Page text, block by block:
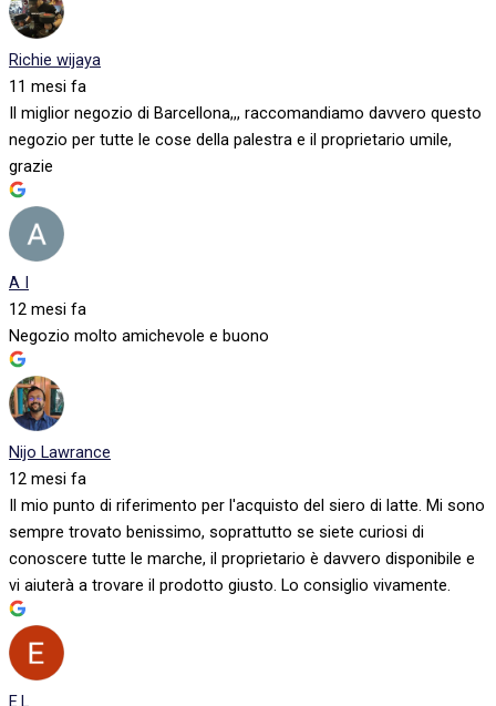
Richie wijaya
11 mesi fa
Il miglior negozio di Barcellona,,, raccomandiamo davvero questo
negozio per tutte le cose della palestra e il proprietario umile,
grazie
A I
12 mesi fa
Negozio molto amichevole e buono
Nijo Lawrance
12 mesi fa
Il mio punto di riferimento per l'acquisto del siero di latte. Mi sono
sempre trovato benissimo, soprattutto se siete curiosi di
conoscere tutte le marche, il proprietario è davvero disponibile e
vi aiuterà a trovare il prodotto giusto. Lo consiglio vivamente.
E.L